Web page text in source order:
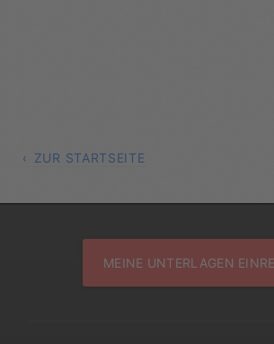
ZUR STARTSEITE
MEINE UNTERLAGEN